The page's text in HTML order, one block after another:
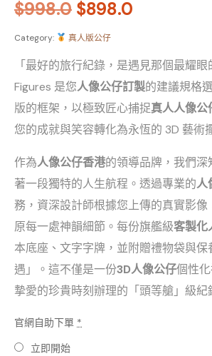
$998.0 $898.0
Category: 真人版公仔
「最好的旅行紀錄，是遇見那個最耀
Figures 是您人像公仔訂製的建議規格
版的框架，以極致匠心捕捉真人人像公
您的成就與笑容轉化為永恆的 3D 藝術
作為人像公仔香港的領導品牌，我們
著一段獨特的人生航程。透過專業的人
務，資深設計師根據您上傳的真實影像
原每一處神韻細節。每份旗艦級客製化
本底座、文字字牌，並附贈禮物袋與保
遇」。這不僅是一份3D人像公仔個性
摯愛的珍貴時刻辦理的「頭等艙」級紀
官網自助下單 *
立即開始